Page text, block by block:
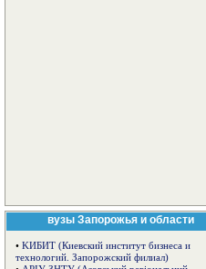
вузы Запорожья и области
• KИБИT (Киевский институт бизнеса и
технологий. Запорожский филиал)